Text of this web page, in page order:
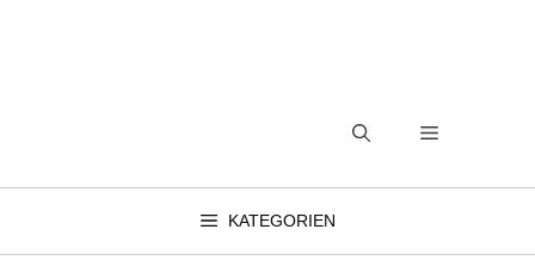
MENÜ
KATEGORIEN